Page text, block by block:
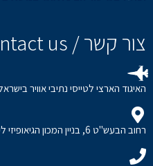
צור קשר / contact us
האיגוד הארצי לטייסי נתיבי אוויר
רחוב הבעש"ט 6, בניין המכון הגיאופיזי לישראל, אזור התעשייה הצפוני, לוד